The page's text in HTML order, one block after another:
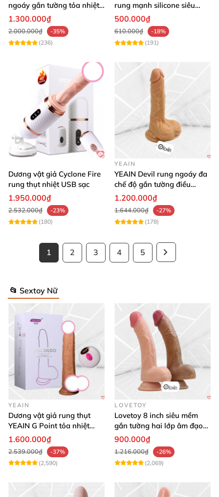
ngoáy gắn tường tỏa nhiệt
đa chế độ
1.300.000₫
2.000.000₫
-35%
(236)
rung mạnh silicone siêu
mềm
500.000₫
610.000₫
-18%
(191)
Dương vật giả Cyclone Fire
rung thụt nhiệt USB sạc
1.950.000₫
2.532.000₫
-23%
(180)
YEAIN
YEAIN Devil rung ngoáy đa
chế độ gắn tường điều
khiển từ xa tiện lợi
1.200.000₫
1.644.000₫
-27%
(178)
1 2 3 4 5
📂 Sextoy Nữ
YEAIN
Dương vật giả rung thụt
YEAIN G Point tỏa nhiệt
điều khiển từ xa
1.600.000₫
2.539.000₫
-37%
(2,590)
LOVETOY
Lovetoy 8 inch siêu mềm
gắn tường hai lớp âm đạo
giả chuẩn y tế
900.000₫
1.216.000₫
-26%
(2,069)